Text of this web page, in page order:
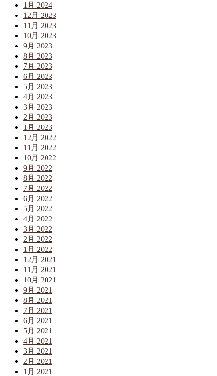
1月 2024
12月 2023
11月 2023
10月 2023
9月 2023
8月 2023
7月 2023
6月 2023
5月 2023
4月 2023
3月 2023
2月 2023
1月 2023
12月 2022
11月 2022
10月 2022
9月 2022
8月 2022
7月 2022
6月 2022
5月 2022
4月 2022
3月 2022
2月 2022
1月 2022
12月 2021
11月 2021
10月 2021
9月 2021
8月 2021
7月 2021
6月 2021
5月 2021
4月 2021
3月 2021
2月 2021
1月 2021